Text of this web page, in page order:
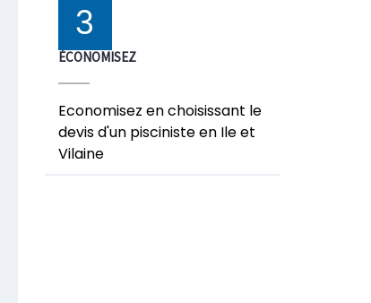
3
ÉCONOMISEZ
Economisez en choisissant le
devis d'un pisciniste en Ile et
Vilaine